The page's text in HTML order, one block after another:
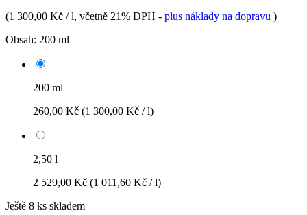
(1 300,00 Kč / l, včetně 21% DPH - plus náklady na dopravu )
Obsah: 200 ml
200 ml
260,00 Kč (1 300,00 Kč / l)
2,50 l
2 529,00 Kč (1 011,60 Kč / l)
Ještě 8 ks skladem